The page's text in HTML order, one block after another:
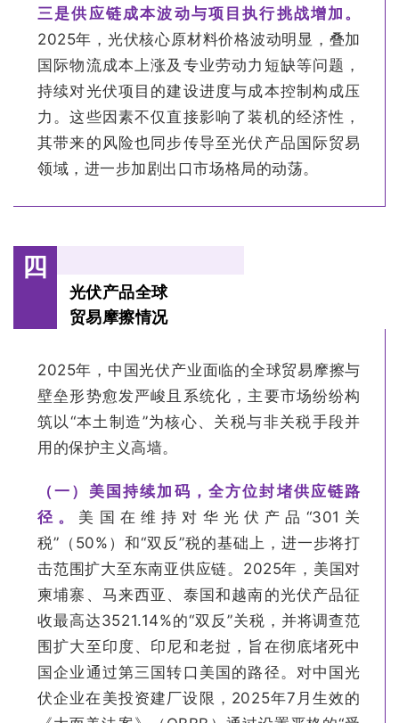
三是供应链成本波动与项目执行挑战增加。
2025年，光伏核心原材料价格波动明显，叠加
国际物流成本上涨及专业劳动力短缺等问题，
持续对光伏项目的建设进度与成本控制构成压
力。这些因素不仅直接影响了装机的经济性，
其带来的风险也同步传导至光伏产品国际贸易
领域，进一步加剧出口市场格局的动荡。
四
光伏产品全球
贸易摩擦情况
2025年，中国光伏产业面临的全球贸易摩擦与
壁垒形势愈发严峻且系统化，主要市场纷纷构
筑以“本土制造”为核心、关税与非关税手段并
用的保护主义高墙。
（一）美国持续加码，全方位封堵供应链路
径。 美国在维持对华光伏产品“301关
税”（50%）和“双反”税的基础上，进一步将打
击范围扩大至东南亚供应链。2025年，美国对
柬埔寨、马来西亚、泰国和越南的光伏产品征
收最高达3521.14%的“双反”关税，并将调查范
围扩大至印度、印尼和老挝，旨在彻底堵死中
国企业通过第三国转口美国的路径。对中国光
伏企业在美投资建厂设限，2025年7月生效的